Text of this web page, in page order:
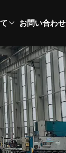
お問い合わせ